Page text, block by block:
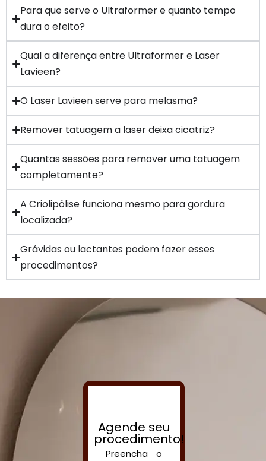
Para que serve o Ultraformer e quanto tempo
dura o efeito?
Qual a diferença entre Ultraformer e Laser
Lavieen?
O Laser Lavieen serve para melasma?
Remover tatuagem a laser deixa cicatriz?
Quantas sessões para remover uma tatuagem
completamente?
A Criolipólise funciona mesmo para gordura
localizada?
Grávidas ou lactantes podem fazer esses
procedimentos?
Agende seu
procedimento!
Preencha o